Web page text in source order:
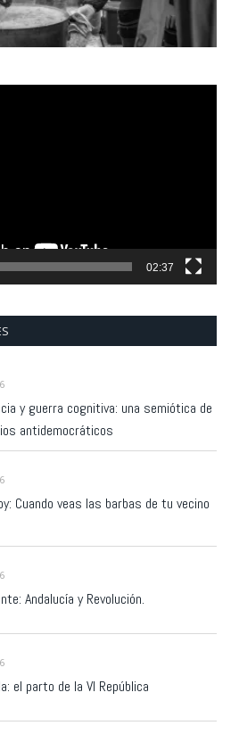
02:37
y guerra cognitiva: una semiótica de
antidemocráticos
Cuando veas las barbas de tu vecino
Andalucía y Revolución.
el parto de la VI República